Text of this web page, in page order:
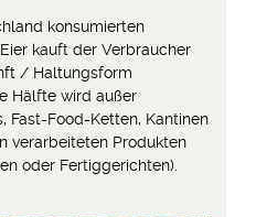
konsumierten
kauft der Verbraucher
/ Haltungsform
Hälfte wird außer
Fast-Food-Ketten, Kantinen
verarbeiteten Produkten
oder Fertiggerichten).